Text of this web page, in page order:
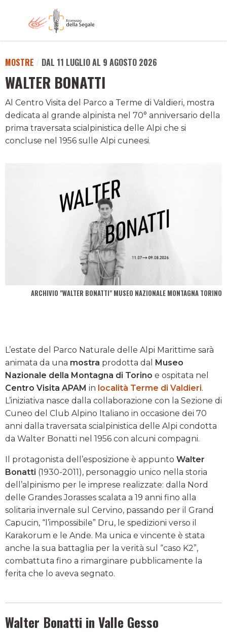
MOSTRE / DAL 11 LUGLIO AL 9 AGOSTO 2026
WALTER BONATTI
Al Centro Visita del Parco a Terme di Valdieri, mostra
dedicata al grande alpinista nel 70° anniversario della
prima traversata scialpinistica delle Alpi che si
concluse nel 1956 sulle Alpi cuneesi.
ARCHIVIO "WALTER BONATTI" MUSEO NAZIONALE MONTAGNA TORINO
L’estate del Parco Naturale delle Alpi Marittime sarà
animata da una mostra prodotta dal Museo
Nazionale della Montagna di Torino e ospitata nel
Centro Visita APAM in località Terme di Valdieri.
L’iniziativa nasce dalla collaborazione con la Sezione di
Cuneo del Club Alpino Italiano in occasione dei 70
anni dalla traversata scialpinistica delle Alpi condotta
da Walter Bonatti nel 1956 con alcuni compagni.
Il protagonista dell’esposizione è appunto Walter
Bonatti (1930-2011), personaggio unico nella storia
dell’alpinismo per le imprese realizzate: dalla Nord
delle Grandes Jorasses scalata a 19 anni fino alla
solitaria invernale sul Cervino, passando per il Grand
Capucin, “l’impossibile” Dru, le spedizioni verso il
Karakorum e le Ande. Ma unica e vincente è stata
anche la sua battaglia per la verità sul “caso K2”,
combattuta fino a rimarginare pubblicamente la
ferita che lo aveva segnato.
Walter Bonatti in Valle Gesso